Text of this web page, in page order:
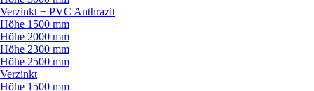
Verzinkt + PVC Anthrazit
Höhe 1500 mm
Höhe 2000 mm
Höhe 2300 mm
Höhe 2500 mm
Verzinkt
Höhe 1500 mm